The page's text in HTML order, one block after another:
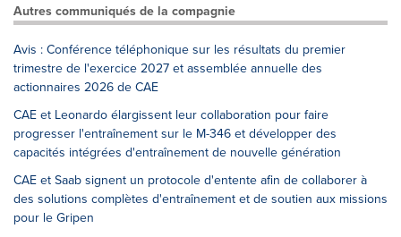
Autres communiqués de la compagnie
Avis : Conférence téléphonique sur les résultats du premier
trimestre de l'exercice 2027 et assemblée annuelle des
actionnaires 2026 de CAE
CAE et Leonardo élargissent leur collaboration pour faire
progresser l'entraînement sur le M-346 et développer des
capacités intégrées d'entraînement de nouvelle génération
CAE et Saab signent un protocole d'entente afin de collaborer à
des solutions complètes d'entraînement et de soutien aux missions
pour le Gripen